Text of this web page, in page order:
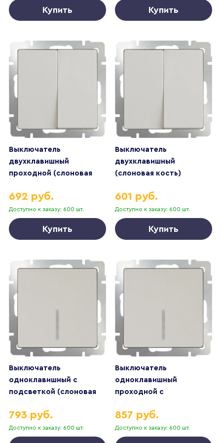
Купить Купить
Выключатель
двухклавишный
проходной (слоновая
Доступно к заказу: 600 шт.
692 руб.
Купить
Выключатель
двухклавишный
(слоновая кость)
Доступно к заказу: 600 шт.
601 руб.
Купить
Выключатель
одноклавишный с
подсветкой (слоновая
Доступно к заказу: 600 шт.
793 руб.
Выключатель
одноклавишный
проходной с
кость)
Доступно к заказу: 600 шт.
857 руб.